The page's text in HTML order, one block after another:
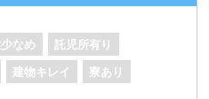
なめ 託児所有り
建物キレイ 寮あり